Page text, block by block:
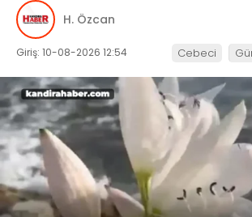
H. Özcan
Giriş: 10-08-2026 12:54 Cebeci